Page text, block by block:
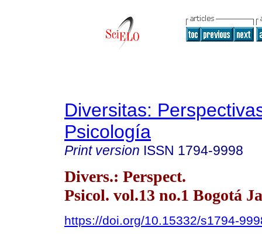
Diversitas:
Psicología
Print version ISSN 1794-9998
Divers.: Perspect.
Psicol. vol.13 no.1 Bogotá
https://doi.org/10.15332/s1794-